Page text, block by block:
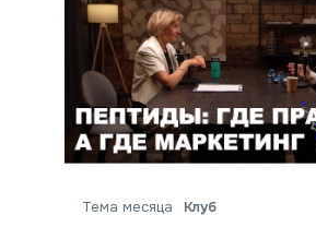
Тема месяца Клуб